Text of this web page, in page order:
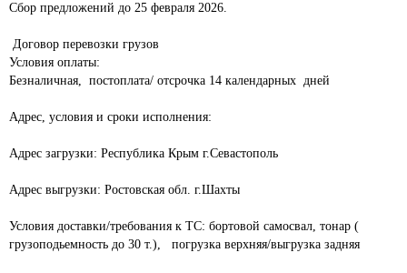
Сбор предложений до 25 февраля 2026.
Условия оплаты:
Безналичная,  постоплата/ отсрочка 14 календарных  дней
Адрес, условия и сроки исполнения:
Адрес загрузки: Республика Крым г.Севастополь
Адрес выгрузки: Ростовская обл. г.Шахты
Условия доставки/требования к ТС: бортовой самосвал, тонар (
грузоподьемность до 30 т.),   погрузка верхняя/выгрузка задняя